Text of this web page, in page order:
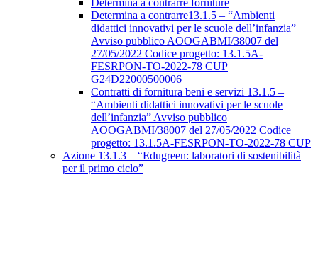
Determina a contrarre forniture
Determina a contrarre13.1.5 – “Ambienti
didattici innovativi per le scuole dell’infanzia”
Avviso pubblico AOOGABMI/38007 del
27/05/2022 Codice progetto: 13.1.5A-
FESRPON-TO-2022-78 CUP
G24D22000500006
Contratti di fornitura beni e servizi 13.1.5 –
“Ambienti didattici innovativi per le scuole
dell’infanzia” Avviso pubblico
AOOGABMI/38007 del 27/05/2022 Codice
progetto: 13.1.5A-FESRPON-TO-2022-78 CUP
Azione 13.1.3 – “Edugreen: laboratori di sostenibilità
per il primo ciclo”